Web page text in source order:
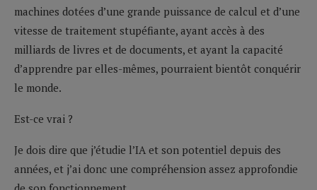
machines dotées d’une grande puissance de calcul et d’une
vitesse de traitement stupéfiante, ayant accès à des
milliards de livres et de documents, et ayant la capacité
d’apprendre par elles-mêmes, pourraient bientôt conquérir
le monde.
Est-ce vrai ?
Je dois dire que j’étudie l’IA et son potentiel depuis des
années, et j’ai donc une compréhension assez approfondie